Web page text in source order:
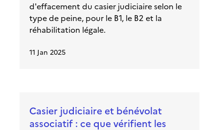
d'effacement du casier judiciaire selon le
type de peine, pour le B1, le B2 et la
réhabilitation légale.
11 Jan 2025
Casier judiciaire et bénévolat
associatif : ce que vérifient les